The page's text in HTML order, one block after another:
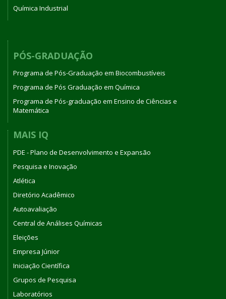
Química Industrial
PÓS-GRADUAÇÃO
Programa de Pós-Graduação em Biocombustíveis
Programa de Pós Graduação em Química
Programa de Pós-graduação em Ensino de Ciências e
Matemática
MAIS IQ
PDE - Plano de Desenvolvimento e Expansão
Pesquisa e Inovação
Atlética
Diretório Acadêmico
Autoavaliação
Central de Análises Químicas
Eleições
Empresa Júnior
Iniciação Científica
Grupos de Pesquisa
Laboratórios